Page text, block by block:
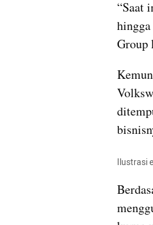
“Saat
Group
Ilustrasi